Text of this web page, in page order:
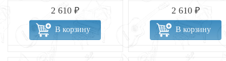
2 610 ₽
В корзину
2 610 ₽
В корзину